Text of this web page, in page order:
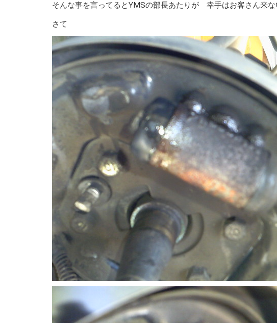
そんな事を言ってるとYMSの部長あたりが 幸手はお客さん来
さて